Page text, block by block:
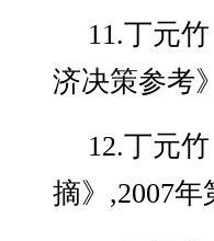
11.丁元
济决策参考
12.丁元
摘》,2007年